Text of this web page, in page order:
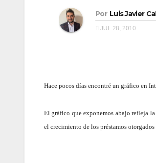
Por Luis Javier
JUL 28, 2010
Hace pocos días encontré un gráfico en
El gráfico que exponemos abajo refleja
el crecimiento de los préstamos